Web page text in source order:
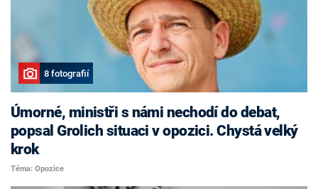
8 fotografií
Úmorné, ministři s námi nechodí do debat,
popsal Grolich situaci v opozici. Chystá velký
krok
Téma: Opozice